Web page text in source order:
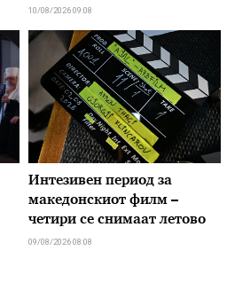
10/08/2026 09:08
Интезивен период за
македонскиот филм –
четири се снимаат летово
09/08/2026 08:08